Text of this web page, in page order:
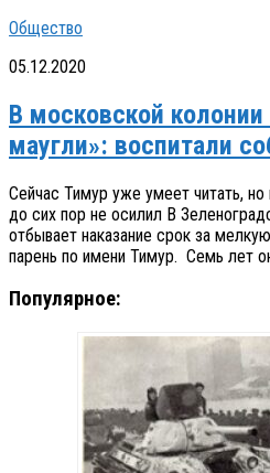
Общество
05.12.2020
В московской
маугли»: воспитали
Сейчас Тимур уже умеет читать,
до сих пор не осилил В
отбывает наказание срок за
парень по имени Тимур. Семь лет
Популярное: